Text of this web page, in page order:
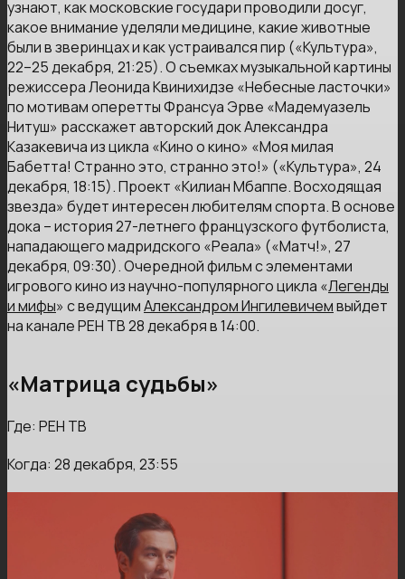
узнают, как московские государи проводили досуг,
какое внимание уделяли медицине, какие животные
были в зверинцах и как устраивался пир («Культура»,
22–25 декабря, 21:25). О съемках музыкальной картины
режиссера Леонида Квинихидзе «Небесные ласточки»
по мотивам оперетты Франсуа Эрве «Мадемуазель
Нитуш» расскажет авторский док Александра
Казакевича из цикла «Кино о кино» «Моя милая
Бабетта! Странно это, странно это!» («Культура», 24
декабря, 18:15). Проект «Килиан Мбаппе. Восходящая
звезда» будет интересен любителям спорта. В основе
дока – история 27-летнего французского футболиста,
нападающего мадридского «Реала» («Матч!», 27
декабря, 09:30). Очередной фильм с элементами
игрового кино из научно-популярного цикла «Легенды
и мифы» с ведущимАлександром Ингилевичемвыйдет
на канале РЕН ТВ 28 декабря в 14:00.
«Матрица судьбы»
Где: РЕН ТВ
Когда: 28 декабря, 23:55